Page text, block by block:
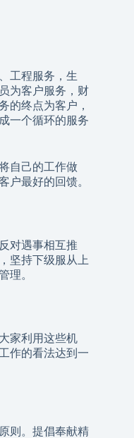
工程服务，生
为客户服务，财
的终点为客户，
一个循环的服务
自己的工作做
户最好的回馈。
对遇事相互推
坚持下级服从上
理。
家利用这些机
作的看法达到一
则。提倡奉献精